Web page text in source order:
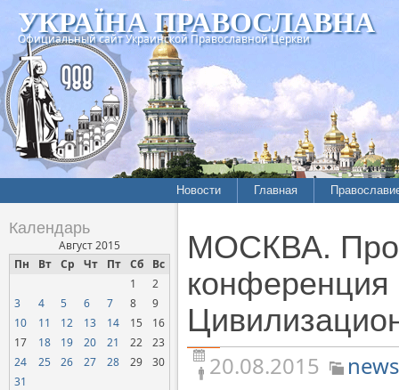
УКРАЇНА ПРАВОСЛАВНА
Официальный сайт Украинской Православной Церкви
Новости
Межконфессиональные
отношения
Нарушения прав
верующих
Официальная хроника
Расколы, ереси, секты
СОЦИАЛЬНОЕ
Главная
История
Хроники
Календарь
Август 2015
Пн
Вт Ср Чт Пт Сб Вс
1
2
3
4 5 6 7 8
9
10
11 12 13 14 15
16
17
18 19 20 21 22
23
24
25 26 27 28 29
30
31
МОСКВА.
20.08.2015 news